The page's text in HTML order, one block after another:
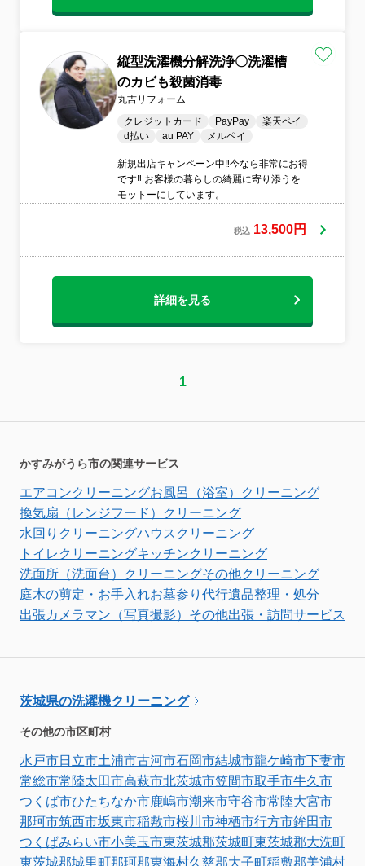
縦型洗濯機分解洗浄〇洗濯槽
のカビも殺菌消毒
丸吉リフォーム
クレジットカード
PayPay
楽天ペイ
d払い
au PAY メルペイ
新規出店キャンペーン中‼️今なら非常にお得
です‼️ お客様の暮らしの綺麗に寄り添うを
モットーにしています。
税込 13,500円
詳細を見る
1
かすみがうら市の関連サービス
エアコンクリーニングお風呂（浴室）クリーニング
換気扇（レンジフード）クリーニング
水回りクリーニングハウスクリーニング
トイレクリーニングキッチンクリーニング
洗面所（洗面台）クリーニングその他クリーニング
庭木の剪定・お手入れお墓参り代行遺品整理・処分
出張カメラマン（写真撮影） その他出張・訪問サービス
茨城県の洗濯機クリーニング
その他の市区町村
水戸市日立市土浦市古河市石岡市結城市龍ケ崎市下妻市
常総市常陸太田市高萩市北茨城市笠間市取手市牛久市
つくば市ひたちなか市鹿嶋市潮来市守谷市常陸大宮市
那珂市筑西市坂東市稲敷市桜川市神栖市行方市鉾田市
つくばみらい市小美玉市東茨城郡茨城町東茨城郡大洗町
東茨城郡城里町那珂郡東海村久慈郡大子町稲敷郡美浦村